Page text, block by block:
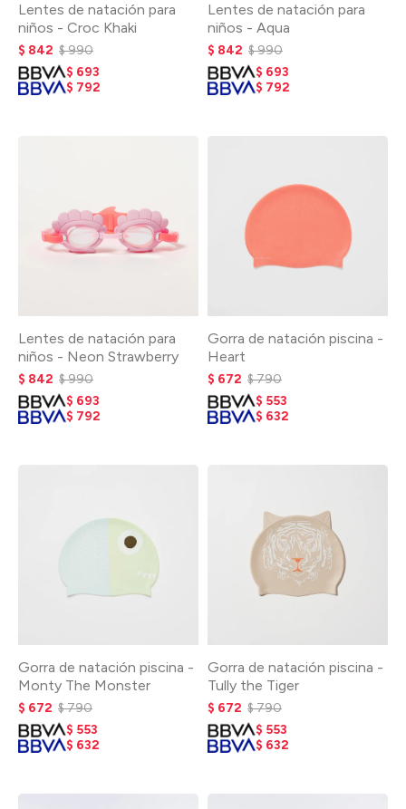
Lentes de natación para
niños - Croc Khaki
$ 842 $990
$ 693
$ 792
Lentes de natación para
niños - Aqua
$ 842 $990
$ 693
$ 792
Lentes de natación para
niños - Neon Strawberry
$ 842 $990
$ 693
$ 792
Gorra de natación piscina -
Heart
$ 672 $790
$ 553
$ 632
Gorra de natación piscina -
Monty The Monster
$ 672 $790
$ 553
$ 632
Gorra de natación piscina -
Tully the Tiger
$ 672 $790
$ 553
$ 632